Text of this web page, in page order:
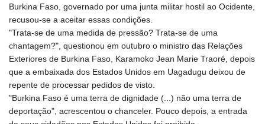
GNF 10137.703095
GTQ 8.808015
GYD 241.504196
HKD 9.039024
HNL 30.940078
HRK 7.533599
HTG 150.927975
HUF 365.333043
IDR 20624.533343
Burkina Faso, governado por uma junta militar hostil ao Ocidente,
recusou-se a aceitar essas condições.
"Trata-se de uma medida de pressão? Trata-se de uma
chantagem?", questionou em outubro o ministro das Relações
Exteriores de Burkina Faso, Karamoko Jean Marie Traoré, depois
que a embaixada dos Estados Unidos em Uagadugu deixou de
repente de processar pedidos de visto.
"Burkina Faso é uma terra de dignidade (...) não uma terra de
deportação", acrescentou o chanceler. Pouco depois, a entrada